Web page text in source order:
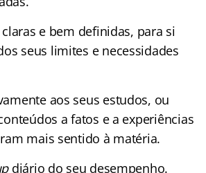
e bem definidas, para si
seus limites e necessidades
aos seus estudos, ou
a fatos e a experiências
mais sentido à matéria.
diário do seu desempenho.